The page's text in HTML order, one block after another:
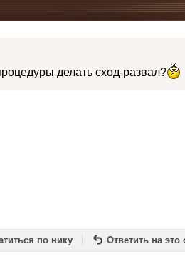
делать сход-развал?
по нику Ответить на